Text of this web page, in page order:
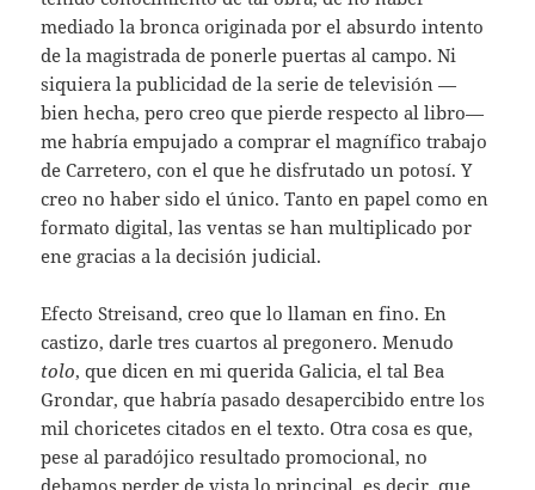
mediado la bronca originada por el absurdo intento
de la magistrada de ponerle puertas al campo. Ni
siquiera la publicidad de la serie de televisión —
bien hecha, pero creo que pierde respecto al libro—
me habría empujado a comprar el magnífico trabajo
de Carretero, con el que he disfrutado un potosí. Y
creo no haber sido el único. Tanto en papel como en
formato digital, las ventas se han multiplicado por
ene gracias a la decisión judicial.
Efecto Streisand, creo que lo llaman en fino. En
castizo, darle tres cuartos al pregonero. Menudo
tolo, que dicen en mi querida Galicia, el tal Bea
Grondar, que habría pasado desapercibido entre los
mil choricetes citados en el texto. Otra cosa es que,
pese al paradójico resultado promocional, no